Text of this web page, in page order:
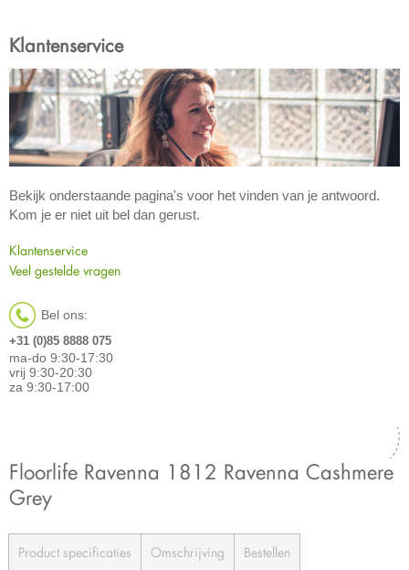
Klantenservice
Bekijk onderstaande pagina's voor het vinden van je antwoord.
Kom je er niet uit bel dan gerust.
Klantenservice
Veel gestelde vragen
Bel ons:
+31 (0)85 8888 075
ma-do 9:30-17:30
vrij 9:30-20:30
za 9:30-17:00
Floorlife Ravenna 1812 Ravenna Cashmere
Grey
Product specificaties Omschrijving Bestellen